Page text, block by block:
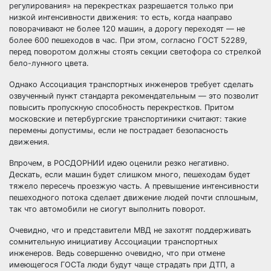
регулирования» на перекрестках разрешается только при
низкой интенсивности движения: то есть, когда нааправо
поворачивают не более 120 машин, а дорогу переходят — не
более 600 пешеходов в час. При этом, согласно ГОСТ 52289,
перед поворотом должны стоять секции светофора со стрелкой
бело-лунного цвета.
Однако Ассоциация транспортных инженеров требует сделать
озвученный пункт стандарта рекомендательным — это позволит
повысить пропускную способность перекрестков. Притом
московские и петербургские транспортиники считают: такие
перемены допустимы, если не пострадает безопасность
движения.
Впрочем, в РОСДОРНИИ идею оценили резко негативно.
Дескать, если машин будет слишком много, пешеходам будет
тяжело пересечь проезжую часть. А превышение интенсивности
пешеходного потока сделает движение людей почти сплошным,
так что автомобили не сиогут выполнить поворот.
Очевидно, что и представители МВД не захотят поддерживать
сомнительную инициативу Ассоциации транспортных
инженеров. Ведь совершенно очевидно, что при отмене
имеющегося ГОСТа люди будут чаще страдать при ДТП, а